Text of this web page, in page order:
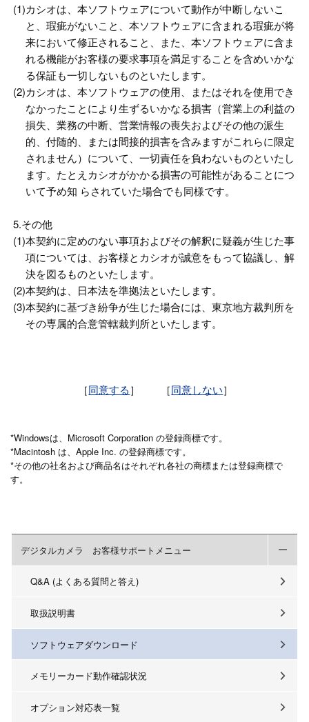
(1)カシオは、本ソフトウェアについて動作が中断しないこ
と、瑕疵がないこと、本ソフトウェアに含まれる瑕疵が将
来において修正されること、また、本ソフトウェアに含ま
れる機能がお客様の要求事項を満足することを含めいかな
る保証も一切しないものといたします。
(2)カシオは、本ソフトウェアの使用、またはそれを使用でき
なかったことにより生ずるいかなる損害（営業上の利益の
損失、業務の中断、営業情報の喪失およびその他の派生
的、付随的、または間接的損害を含みますがこれらに限定
されません）について、一切責任を負わないものといたし
ます。たとえカシオがかかる損害の可能性があることにつ
いて予め知 らされていた場合でも同様です。
5.その他
(1)本契約に定めのない事項およびその解釈に疑義が生じた事
項については、お客様とカシオが誠意をもって協議し、解
決を図るものといたします。
(2)本契約は、日本法を準拠法といたします。
(3)本契約に基づき紛争が生じた場合には、東京地方裁判所を
その専属的合意管轄裁判所といたします。
［同意する］ ［同意しない］
*Windowsは、Microsoft Corporation の登録商標です。
*Macintosh は、Apple Inc. の登録商標です。
*その他の社名および商品名はそれぞれ各社の商標または登録商標で
す。
デジタルカメラ お客様サポートメニュー
Q&A (よくある質問と答え)
取扱説明書
ソフトウェアダウンロード
メモリーカード動作確認状況
オプション対応表一覧